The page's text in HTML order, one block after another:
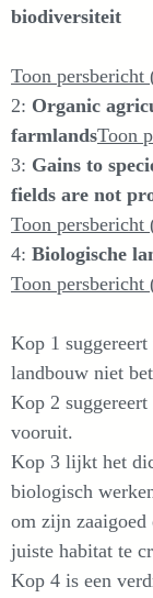
biodiversiteit
Toon persbericht
2: Organic
farmlandsToon
3: Gains to
fields are not
Toon persbericht
4: Biologische
Toon persbericht
Kop 1
landbouw niet
Kop 2
vooruit.
Kop 3 lijkt het
biologisch
om zijn zaaigoed
juiste habitat te
Kop 4 is een